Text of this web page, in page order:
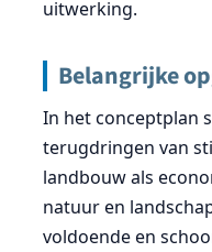
uitwerking.
Belangrijke
In het conceptplan
terugdringen van
landbouw als
natuur en
voldoende en